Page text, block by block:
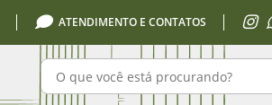
ATENDIMENTO E CONTATOS
Pesquisar no portal